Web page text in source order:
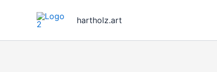
hartholz.art